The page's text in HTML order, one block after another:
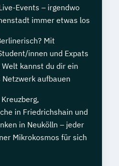
Events – irgendwo
immer etwas los
Mit
innen und Expats
Welt kannst du dir ein
aufbauen
in Friedrichshain und
in Neukölln – jeder
Mikrokosmos für sich